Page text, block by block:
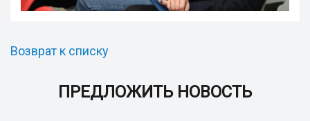
Возврат к списку
ПРЕДЛОЖИТЬ НОВОСТЬ